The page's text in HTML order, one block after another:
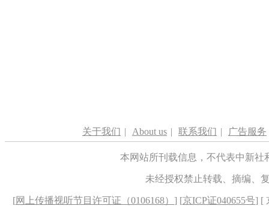
关于我们 | About us | 联系我们 | 广告服务
本网站所刊载信息，不代表中新
未经授权禁止转载、摘编、
[网上传播视听节目许可证（0106168） ] [京ICP证040655号] [